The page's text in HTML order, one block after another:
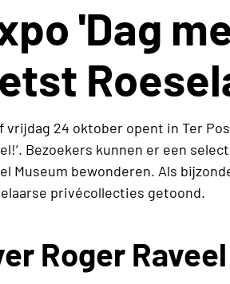
'Dag
vrijdag 24 oktober opent in Ter
Bezoekers kunnen er een
Museum bewonderen. Als
privécollecties getoond.
Roger Raveel